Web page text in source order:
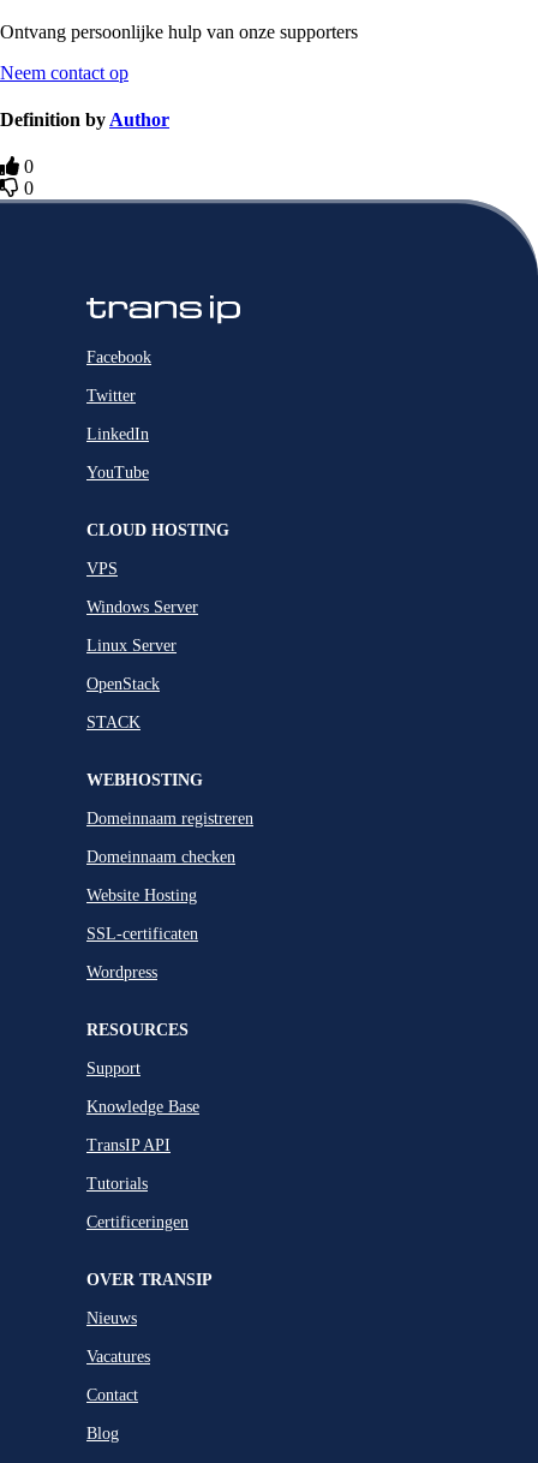
Ontvang persoonlijke hulp van onze supporters
Neem contact op
Definition by Author
0
0
Facebook
Twitter
LinkedIn
YouTube
CLOUD HOSTING
VPS
Windows Server
Linux Server
OpenStack
STACK
WEBHOSTING
Domeinnaam registreren
Domeinnaam checken
Website Hosting
SSL-certificaten
Wordpress
RESOURCES
Support
Knowledge Base
TransIP API
Tutorials
Certificeringen
OVER TRANSIP
Nieuws
Vacatures
Contact
Blog